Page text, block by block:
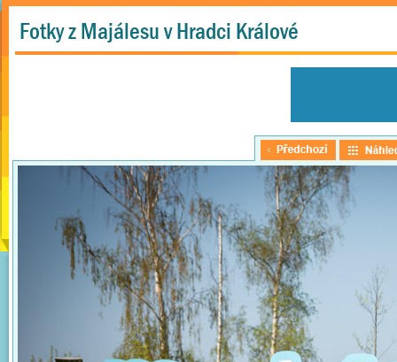
Fotky z Majálesu v Hradci Králové